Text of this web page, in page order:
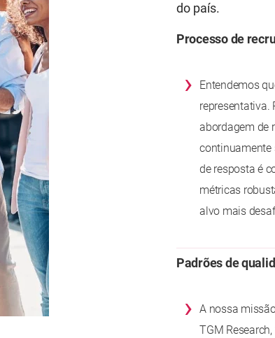
do país.
Processo de
›
Entendemos
representativa.
abordagem de
continuamente
de resposta é
métricas
alvo mais
Padrões de
› A nossa
TGM